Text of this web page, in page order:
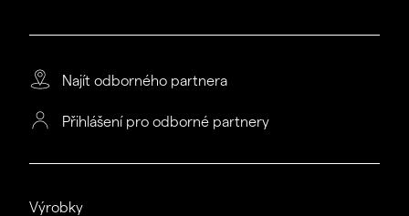
Najít odborného partnera
Přihlášení pro odborné partnery
Výrobky